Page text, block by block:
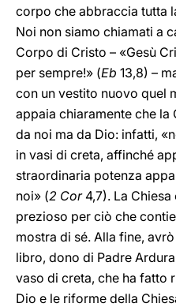
corpo che abbraccia tutta
Noi non siamo chiamati a
Corpo di Cristo – «Gesù
per sempre!» (Eb 13,8) –
con un vestito nuovo quel
appaia chiaramente che la
da noi ma da Dio: infatti,
in vasi di creta, affinché
straordinaria potenza
noi» (2 Cor4,7). La Chiesa
prezioso per ciò che
mostra di sé. Alla fine,
libro, dono di Padre
vaso di creta, che ha fatto
Dio e le riforme della